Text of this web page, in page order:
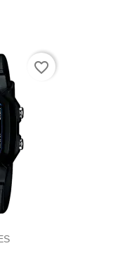
favorite_border